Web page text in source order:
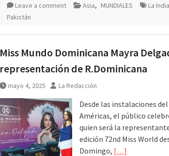
Leave a comment Asia, MUNDIALES La India
Pakistán
Miss Mundo Dominicana Mayra
representación de R.Dominicana
mayo 4, 2025 La Redacción
Desde las instalaciones
Américas, el público
quien será la
edición 72nd Miss World
Domingo, […]